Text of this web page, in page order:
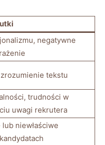
negatywne
tekstu
trudności w
uwagi rekrutera
niewłaściwe